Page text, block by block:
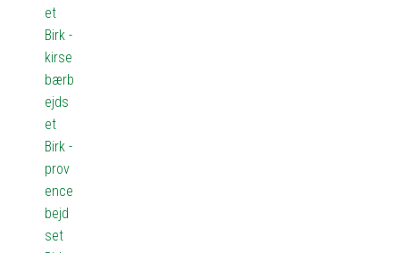
et
Birk -
kirse
bærb
ejds
et
Birk -
prov
ence
bejd
set